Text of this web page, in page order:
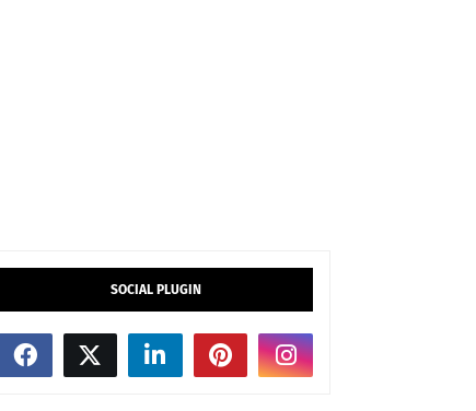
SOCIAL PLUGIN